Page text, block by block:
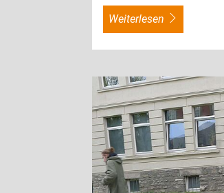
weiterlesen